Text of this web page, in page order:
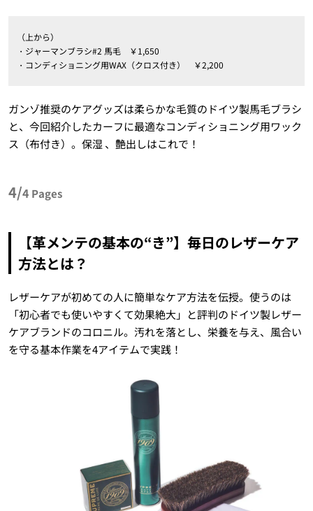
（上から）
・ジャーマンブラシ#2 馬毛 ￥1,650
・コンディショニング用WAX（クロス付き） ￥2,200
ガンゾ推奨のケアグッズは柔らかな毛質のドイツ製馬毛ブラシ
と、今回紹介したカーフに最適なコンディショニング用ワック
ス（布付き）。保湿 、艶出しはこれで！
4/4 Pages
【革メンテの基本の“き”】毎日のレザーケア
方法とは？
レザーケアが初めての人に簡単なケア方法を伝授。使うのは
「初心者でも使いやすくて効果絶大」と評判のドイツ製レザー
ケアブランドのコロニル。汚れを落とし、栄養を与え、風合い
を守る基本作業を4アイテムで実践！